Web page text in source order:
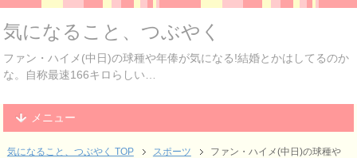
気になること、つぶやく
ファン・ハイメ(中日)の球種や年俸が気になる!結婚とかはしてるのか
な。自称最速166キロらしい…
メニュー
気になること、つぶやく TOP スポーツ
ファン・ハイメ(中日)の球種や